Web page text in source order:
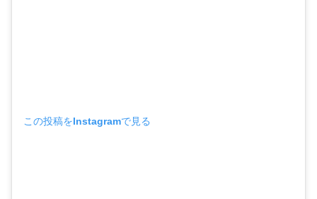
この投稿をInstagramで見る